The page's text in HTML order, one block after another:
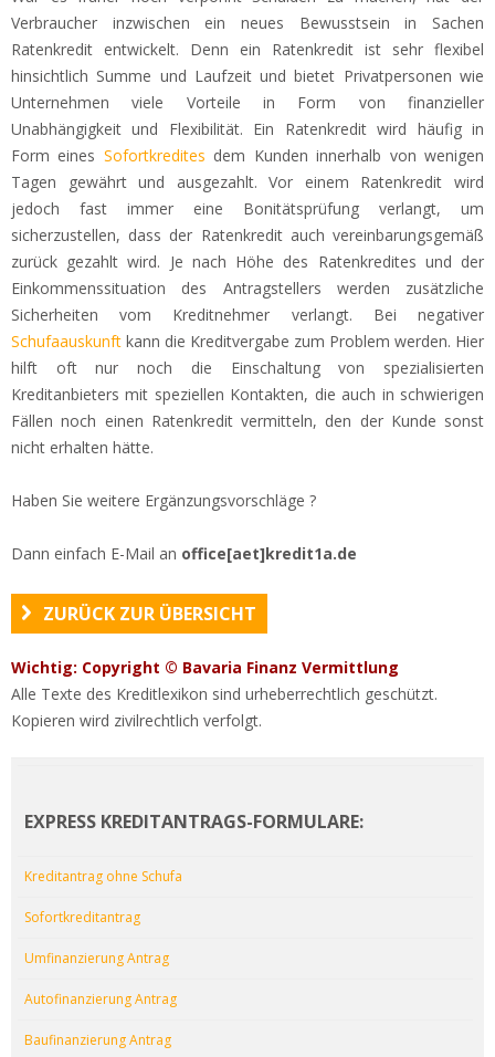
Verbraucher inzwischen ein neues Bewusstsein in Sachen
Ratenkredit entwickelt. Denn ein Ratenkredit ist sehr flexibel
hinsichtlich Summe und Laufzeit und bietet Privatpersonen wie
Unternehmen viele Vorteile in Form von finanzieller
Unabhängigkeit und Flexibilität. Ein Ratenkredit wird häufig in
Form eines Sofortkredites dem Kunden innerhalb von wenigen
Tagen gewährt und ausgezahlt. Vor einem Ratenkredit wird
jedoch fast immer eine Bonitätsprüfung verlangt, um
sicherzustellen, dass der Ratenkredit auch vereinbarungsgemäß
zurück gezahlt wird. Je nach Höhe des Ratenkredites und der
Einkommenssituation des Antragstellers werden zusätzliche
Sicherheiten vom Kreditnehmer verlangt. Bei negativer
Schufaauskunft kann die Kreditvergabe zum Problem werden. Hier
hilft oft nur noch die Einschaltung von spezialisierten
Kreditanbieters mit speziellen Kontakten, die auch in schwierigen
Fällen noch einen Ratenkredit vermitteln, den der Kunde sonst
nicht erhalten hätte.
Haben Sie weitere Ergänzungsvorschläge ?
Dann einfach E-Mail an office[aet]kredit1a.de
ZURÜCK ZUR ÜBERSICHT
Wichtig: Copyright © Bavaria Finanz Vermittlung
Alle Texte des Kreditlexikon sind urheberrechtlich geschützt.
Kopieren wird zivilrechtlich verfolgt.
EXPRESS KREDITANTRAGS-FORMULARE:
Kreditantrag ohne Schufa
Sofortkreditantrag
Umfinanzierung Antrag
Autofinanzierung Antrag
Baufinanzierung Antrag